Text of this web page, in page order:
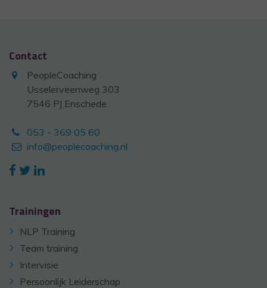
Contact
PeopleCoaching
Usselerveenweg 303
7546 PJ Enschede
053 - 369 05 60
info@peoplecoaching.nl
Trainingen
NLP Training
Team training
Intervisie
Persoonlijk Leiderschap